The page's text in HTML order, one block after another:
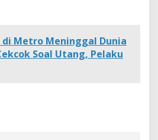
di Metro Meninggal Dunia
Soal Utang, Pelaku